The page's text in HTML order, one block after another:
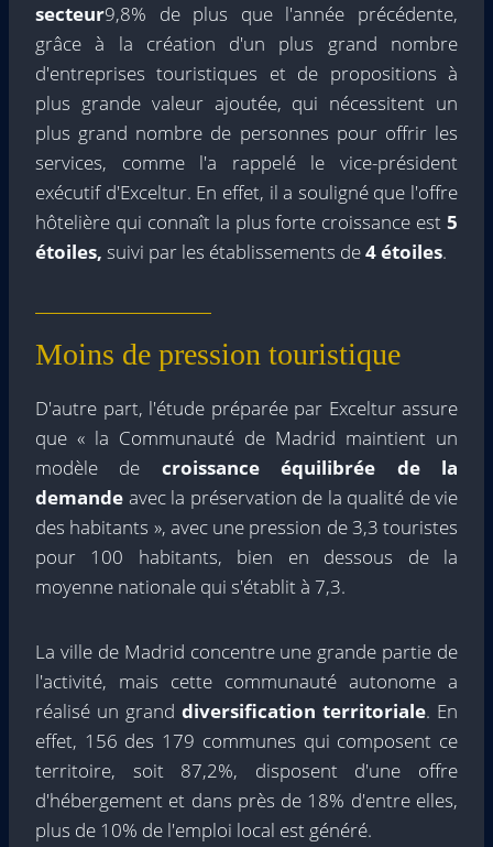
secteur9,8% de plus que l'année précédente,
grâce à la création d'un plus grand nombre
d'entreprises touristiques et de propositions à
plus grande valeur ajoutée, qui nécessitent un
plus grand nombre de personnes pour offrir les
services, comme l'a rappelé le vice-président
exécutif d'Exceltur. En effet, il a souligné que l'offre
hôtelière qui connaît la plus forte croissance est 5
étoiles, suivi par les établissements de4 étoiles.
Moins de pression touristique
D'autre part, l'étude préparée par Exceltur assure
que « la Communauté de Madrid maintient un
modèle de croissance équilibrée de la
demande avec la préservation de la qualité de vie
des habitants », avec une pression de 3,3 touristes
pour 100 habitants, bien en dessous de la
moyenne nationale qui s'établit à 7,3.
La ville de Madrid concentre une grande partie de
l'activité, mais cette communauté autonome a
réalisé un grand diversification territoriale. En
effet, 156 des 179 communes qui composent ce
territoire, soit 87,2%, disposent d'une offre
d'hébergement et dans près de 18% d'entre elles,
plus de 10% de l'emploi local est généré.